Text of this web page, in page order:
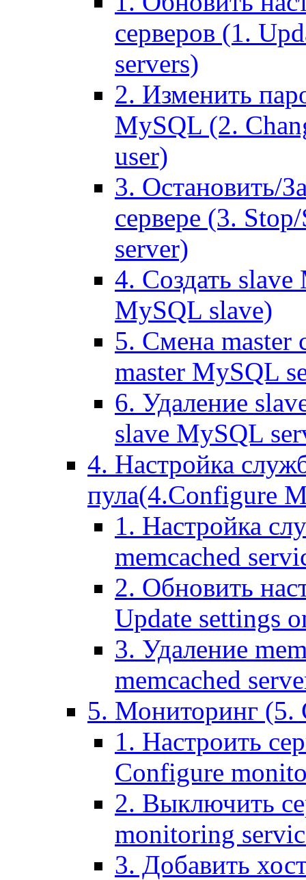
серверов (1.
servers)
2. Изменить
MySQL (2.
user)
3. Остановить/
сервере (3.
server)
4. Создать
MySQL slave)
5. Смена master
master MySQL
6. Удаление
slave MySQL
4. Настройка
пула(4.Configure
1. Настройка
memcached
2. Обновить
Update settings
3. Удаление
memcached
5. Мониторинг (5.
1. Настроить
Configure
2. Выключить
monitoring
3. Добавить